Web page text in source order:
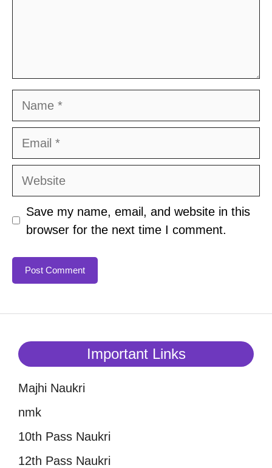
Name
Email
Website
Save my name, email, and website in this
browser for the next time I comment.
Important Links
Majhi Naukri
nmk
10th Pass Naukri
12th Pass Naukri